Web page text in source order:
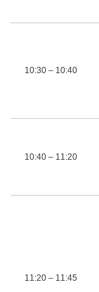
10:30 – 10:40
10:40 – 11:20
11:20 – 11:45